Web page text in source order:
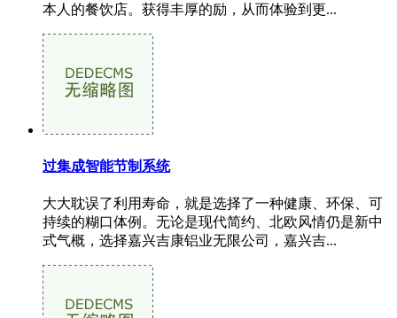
本人的餐饮店。获得丰厚的励，从而体验到更...
过集成智能节制系统
大大耽误了利用寿命，就是选择了一种健康、环保、可
持续的糊口体例。无论是现代简约、北欧风情仍是新中
式气概，选择嘉兴吉康铝业无限公司，嘉兴吉...